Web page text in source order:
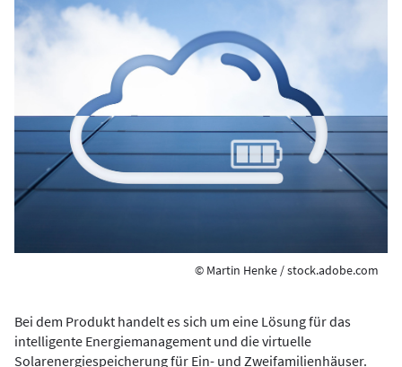
© Martin Henke / stock.adobe.com
Bei dem Produkt handelt es sich um eine Lösung für das
intelligente Energiemanagement und die virtuelle
Solarenergiespeicherung für Ein- und Zweifamilienhäuser.